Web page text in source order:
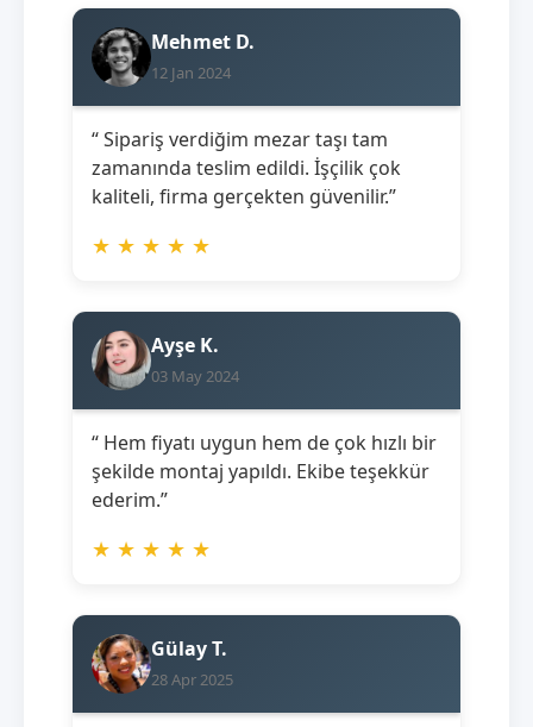
Mehmet D.
12 Jan 2024
“ Sipariş verdiğim mezar taşı tam
zamanında teslim edildi. İşçilik çok
kaliteli, firma gerçekten güvenilir.”
★ ★ ★ ★ ★
Ayşe K.
03 May 2024
“ Hem fiyatı uygun hem de çok hızlı bir
şekilde montaj yapıldı. Ekibe teşekkür
ederim.”
★ ★ ★ ★ ★
Gülay T.
28 Apr 2025